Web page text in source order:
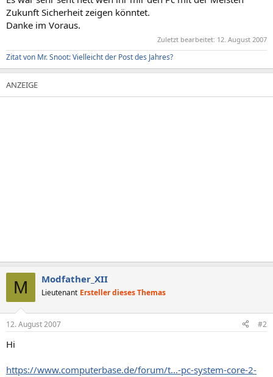
Zukunft Sicherheit zeigen könntet.
Danke im Voraus.
Zuletzt bearbeitet: 12. August 2007
Zitat von Mr. Snoot: Vielleicht der Post des Jahres?
M Modfather_XII
Lieutenant Ersteller dieses Themas
12. August 2007 #2
Hi
https://www.computerbase.de/forum/t...-pc-system-core-2-